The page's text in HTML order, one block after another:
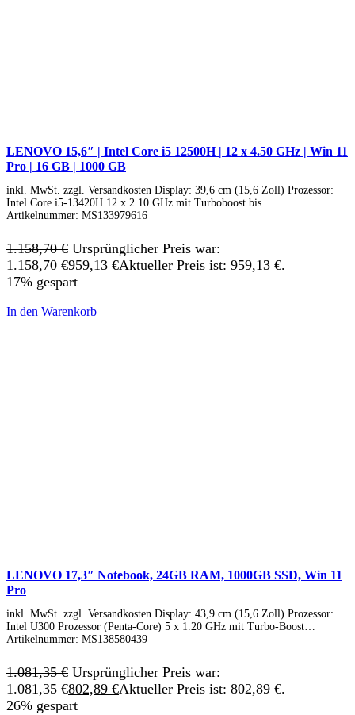
LENOVO 15,6″ | Intel Core i5 12500H | 12 x 4.50 GHz | Win 11
Pro | 16 GB | 1000 GB
inkl. MwSt. zzgl. Versandkosten Display: 39,6 cm (15,6 Zoll) Prozessor:
Intel Core i5-13420H 12 x 2.10 GHz mit Turboboost bis…
Artikelnummer: MS133979616
1.158,70€ Ursprünglicher Preis war:
1.158,70 €959,13 €Aktueller Preis ist: 959,13 €.
17% gespart
In den Warenkorb
LENOVO 17,3″ Notebook, 24GB RAM, 1000GB SSD, Win 11
Pro
inkl. MwSt. zzgl. Versandkosten Display: 43,9 cm (15,6 Zoll) Prozessor:
Intel U300 Prozessor (Penta-Core) 5 x 1.20 GHz mit Turbo-Boost…
Artikelnummer: MS138580439
1.081,35€ Ursprünglicher Preis war:
1.081,35 €802,89 €Aktueller Preis ist: 802,89 €.
26% gespart